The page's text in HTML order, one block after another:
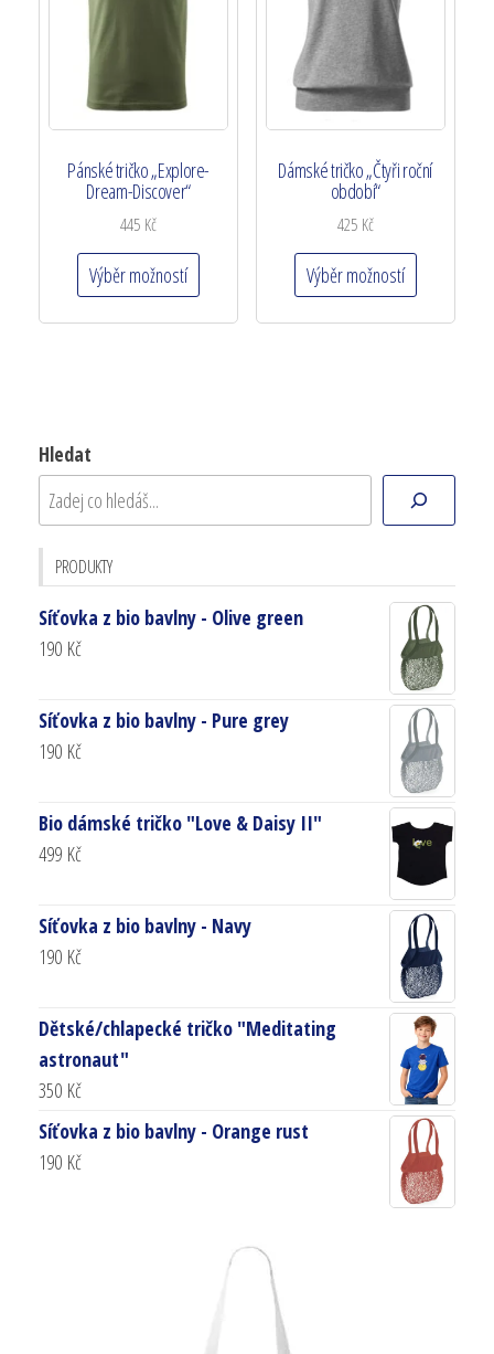
Pánské tričko „Explore-
Dream-Discover“
445 Kč
Výběr možností
Dámské tričko „Čtyři roční
období“
425 Kč
Výběr možností
Hledat
PRODUKTY
Síťovka z bio bavlny - Olive green
190 Kč
Síťovka z bio bavlny - Pure grey
190 Kč
Bio dámské tričko "Love & Daisy II"
499 Kč
Síťovka z bio bavlny - Navy
190 Kč
Dětské/chlapecké tričko "Meditating
astronaut"
350 Kč
Síťovka z bio bavlny - Orange rust
190 Kč